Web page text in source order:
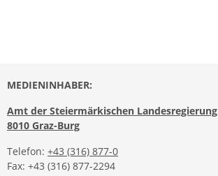
MEDIENINHABER:
Amt der Steiermärkischen Landesregierung
8010 Graz-Burg
Telefon: +43 (316) 877-0
Fax: +43 (316) 877-2294